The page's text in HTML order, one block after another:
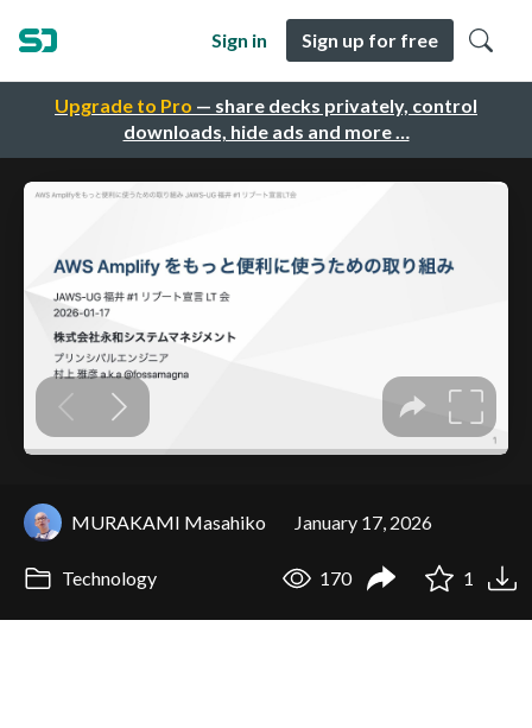
Upgrade to Pro — share decks privately, control
downloads, hide ads and more …
Sign in Sign up for free
MURAKAMI Masahiko January 17, 2026
Technology 170 1